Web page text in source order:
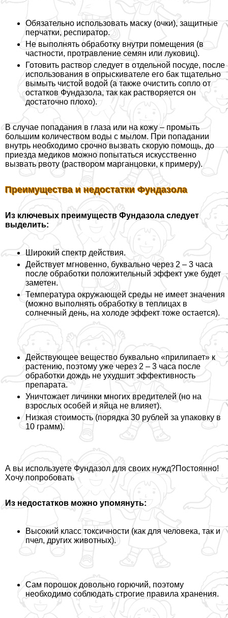
Обязательно использовать маску (очки), защитные
перчатки, респиратор.
Не выполнять обработку внутри помещения (в
частности, протравление семян или луковиц).
Готовить раствор следует в отдельной посуде, после
использования в опрыскивателе его бак тщательно
вымыть чистой водой (а также очистить сопло от
остатков Фундазола, так как растворяется он
достаточно плохо).
В случае попадания в глаза или на кожу – промыть
большим количеством воды с мылом. При попадании
внутрь необходимо срочно вызвать скорую помощь, до
приезда медиков можно попытаться искусственно
вызвать рвоту (раствором марганцовки, к примеру).
Преимущества и недостатки Фундазола
Из ключевых преимуществ Фундазола следует
выделить:
Широкий спектр действия.
Действует мгновенно, буквально через 2 – 3 часа
после обработки положительный эффект уже будет
заметен.
Температура окружающей среды не имеет значения
(можно выполнять обработку в теплицах в
солнечный день, на холоде эффект тоже остается).
Действующее вещество буквально «прилипает» к
растению, поэтому уже через 2 – 3 часа после
обработки дождь не ухудшит эффективность
препарата.
Уничтожает личинки многих вредителей (но на
взрослых особей и яйца не влияет).
Низкая стоимость (порядка 30 рублей за упаковку в
10 грамм).
А вы используете Фундазол для своих нужд?Постоянно!
Хочу попробовать
Из недостатков можно упомянуть:
Высокий класс токсичности (как для человека, так и
пчел, других животных).
Сам порошок довольно горючий, поэтому
необходимо соблюдать строгие правила хранения.